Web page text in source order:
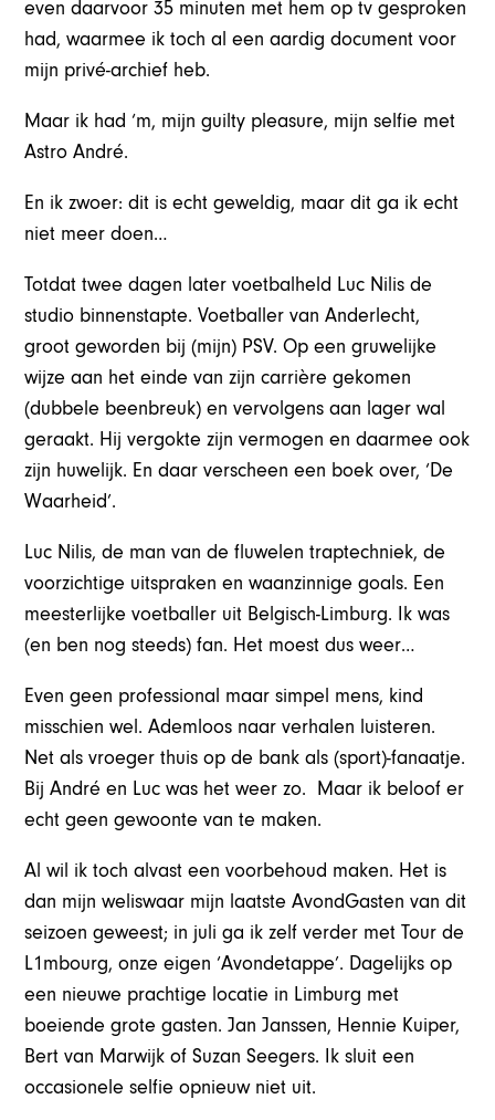
even daarvoor 35 minuten met hem op tv gesproken
had, waarmee ik toch al een aardig document voor
mijn privé-archief heb.
Maar ik had ‘m, mijnguilty pleasure, mijn selfie met
Astro André.
En ik zwoer: dit is echt geweldig, maar dit ga ik echt
niet meer doen…
Totdat twee dagen later voetbalheld Luc Nilis de
studio binnenstapte. Voetballer van Anderlecht,
groot geworden bij (mijn) PSV. Op een gruwelijke
wijze aan het einde van zijn carrière gekomen
(dubbele beenbreuk) en vervolgens aan lager wal
geraakt. Hij vergokte zijn vermogen en daarmee ook
zijn huwelijk. En daar verscheen een boek over, ‘De
Waarheid’.
Luc Nilis, de man van de fluwelen traptechniek, de
voorzichtige uitspraken en waanzinnige goals. Een
meesterlijke voetballer uit Belgisch-Limburg. Ik was
(en ben nog steeds) fan. Het moest dus weer…
Even geen professional maar simpel mens, kind
misschien wel. Ademloos naar verhalen luisteren.
Net als vroeger thuis op de bank als (sport)-fanaatje.
Bij André en Luc was het weer zo. Maar ik beloof er
echt geen gewoonte van te maken.
Al wil ik toch alvast een voorbehoud maken. Het is
dan mijn weliswaar mijn laatste AvondGasten van dit
seizoen geweest; in juli ga ik zelf verder met Tour de
L1mbourg, onze eigen ‘Avondetappe’. Dagelijks op
een nieuwe prachtige locatie in Limburg met
boeiende grote gasten. Jan Janssen, Hennie Kuiper,
Bert van Marwijk of Suzan Seegers. Ik sluit een
occasionele selfie opnieuw niet uit.